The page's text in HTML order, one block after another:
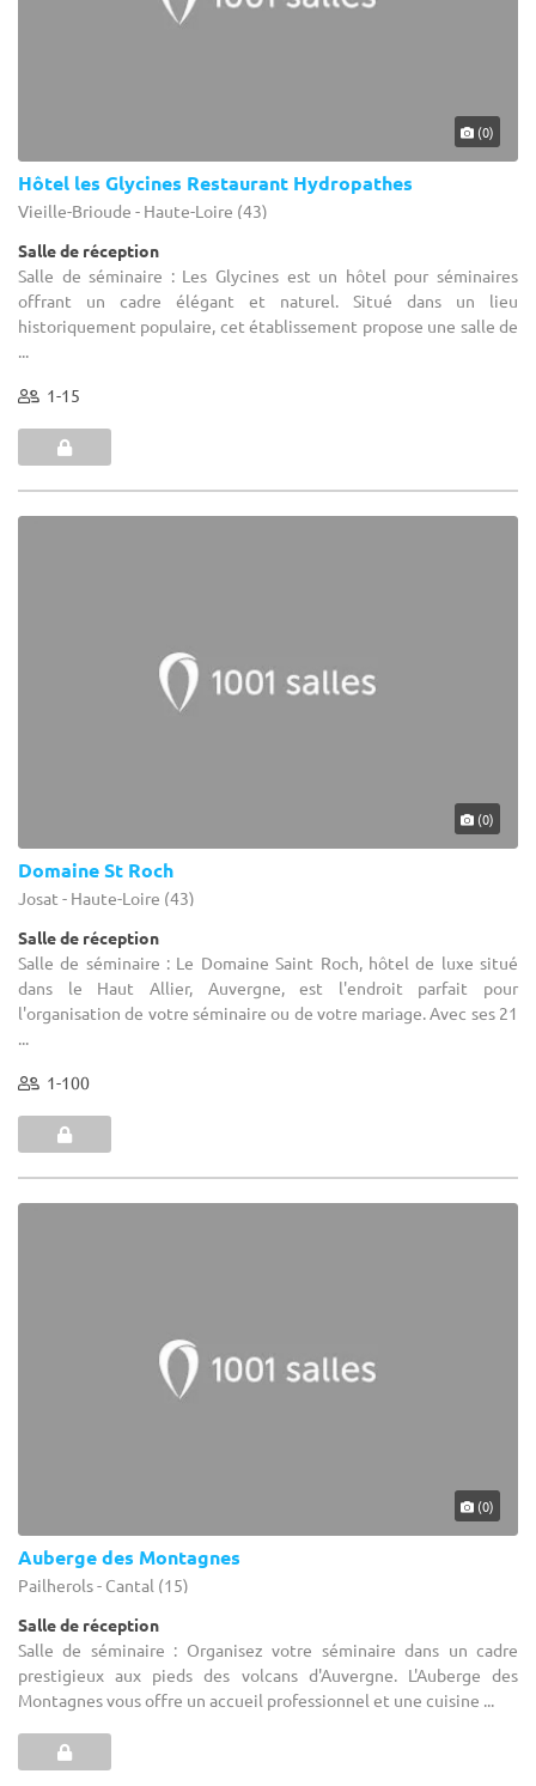
(0)
Hôtel les Glycines Restaurant Hydropathes
Vieille-Brioude - Haute-Loire (43)
Salle de réception
Salle de séminaire : Les Glycines est un hôtel pour séminaires
offrant un cadre élégant et naturel. Situé dans un lieu
historiquement populaire, cet établissement propose une salle de
...
1-15
(0)
Domaine St Roch
Josat - Haute-Loire (43)
Salle de réception
Salle de séminaire : Le Domaine Saint Roch, hôtel de luxe situé
dans le Haut Allier, Auvergne, est l'endroit parfait pour
l'organisation de votre séminaire ou de votre mariage. Avec ses 21
...
1-100
(0)
Auberge des Montagnes
Pailherols - Cantal (15)
Salle de réception
Salle de séminaire : Organisez votre séminaire dans un cadre
prestigieux aux pieds des volcans d'Auvergne. L'Auberge des
Montagnes vous offre un accueil professionnel et une cuisine ...